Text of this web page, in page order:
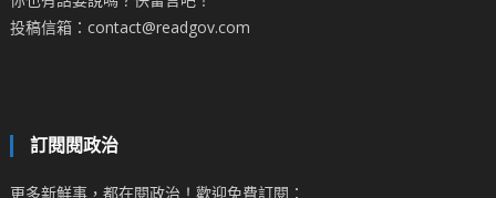
投稿信箱：contact@readgov.com
訂閱閱政治
更多新鮮事，都在閱政治！歡迎免費訂閱：